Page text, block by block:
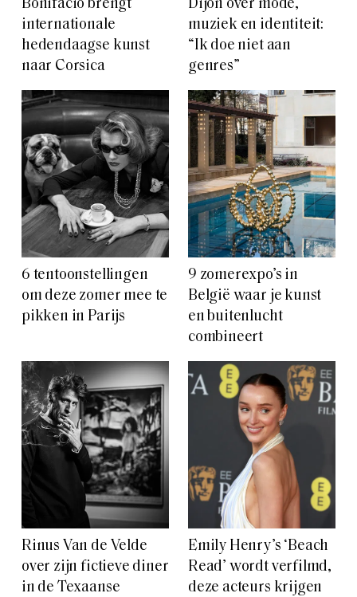
Bonifacio brengt
internationale
hedendaagse kunst
naar Corsica
Dijon over mode,
muziek en identiteit:
“Ik doe niet aan
genres”
6 tentoonstellingen
om deze zomer mee te
pikken in Parijs
9 zomerexpo’s in
België waar je kunst
en buitenlucht
combineert
Rinus Van de Velde
over zijn fictieve diner
in de Texaanse
Emily Henry’s ‘Beach
Read’ wordt verfilmd,
deze acteurs krijgen